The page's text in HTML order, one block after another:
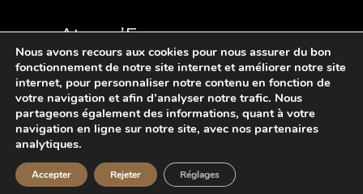
Atmos’Fer
Ferronnerie d’art en Limousin
contact@atmosfer-creation.fr
Mentions légales et crédits
Politique de confidentialité
Nous avons recours aux cookies pour nous assurer du bon
fonctionnement de notre site internet et améliorer notre site
internet, pour personnaliser notre contenu en fonction de
votre navigation et afin d’analyser notre trafic. Nous
partageons également des informations, quant à votre
navigation en ligne sur notre site, avec nos partenaires
analytiques.
Accepter Rejeter Réglages